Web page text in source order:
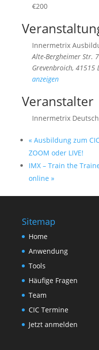
€200
Innermetrix
Alte-Bergheimer Str. 7
Grevenbroich, 41515
anzeigen
Veranstalter
Innermetrix
«Ausbildung zum CIC
ZOOM oder LIVE!
IMX – Train the
online »
Sitemap
Home
Anwendung
Tools
Häufige Fragen
Team
CIC Termine
Jetzt anmelden